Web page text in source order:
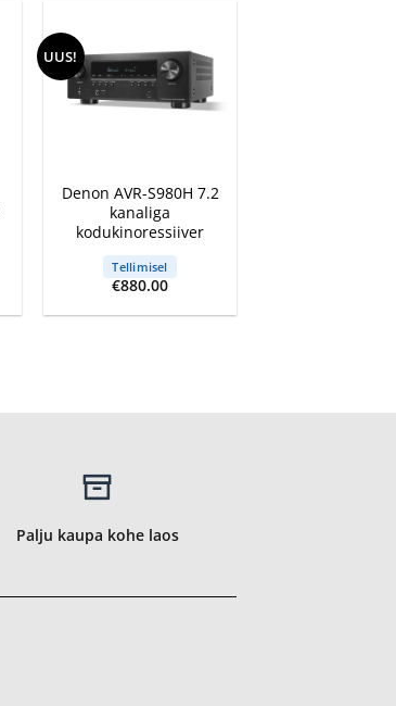
UUS!
Denon AVR-S980H 7.2
kanaliga
kodukinoressiiver
Tellimisel
€880.00
Palju kaupa kohe laos